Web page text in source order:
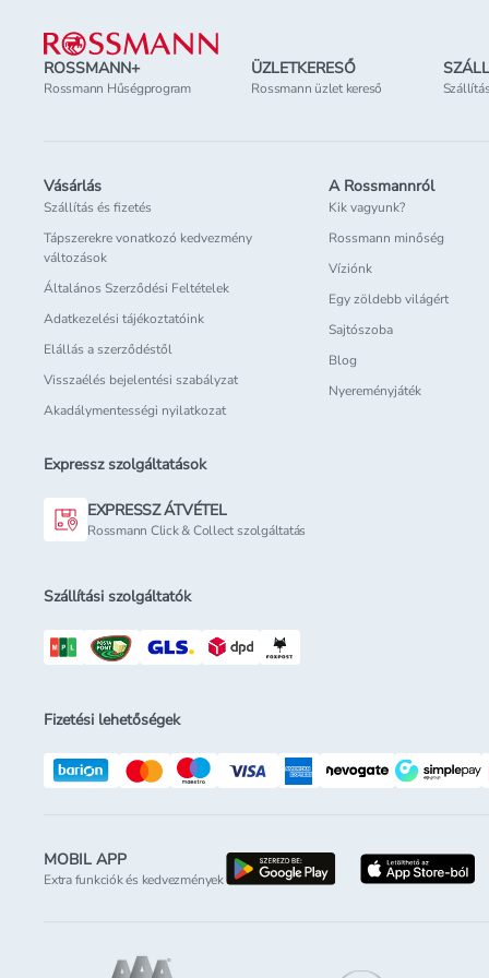
ROSSMANN+
Rossmann Hűségprogram
ÜZLETKERESŐ
Rossmann üzlet kereső
Vásárlás
Szállítás és fizetés
Tápszerekre vonatkozó kedvezmény
változások
Általános Szerződési Feltételek
Adatkezelési tájékoztatóink
Elállás a szerződéstől
Visszaélés bejelentési szabályzat
Akadálymentességi nyilatkozat
A Rossmannról
Kik vagyunk?
Rossmann minőség
Víziónk
Egy zöldebb világért
Sajtószoba
Blog
Nyereményjáték
Expressz szolgáltatások
EXPRESSZ ÁTVÉTEL
Rossmann Click & Collect szolgáltatás
Szállítási szolgáltatók
Fizetési lehetőségek
MOBIL APP
Extra funkciók és kedvezmények
letöltés a google-